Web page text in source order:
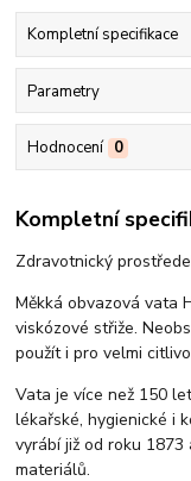
Kompletní specifikace
Parametry
Hodnocení 0
Kompletní
Zdravotnický
Měkká obvazová vata
viskózové střiže.
použít i pro velmi
Vata je více než 150
lékařské, hygienické i
vyrábí již od roku
materiálů.